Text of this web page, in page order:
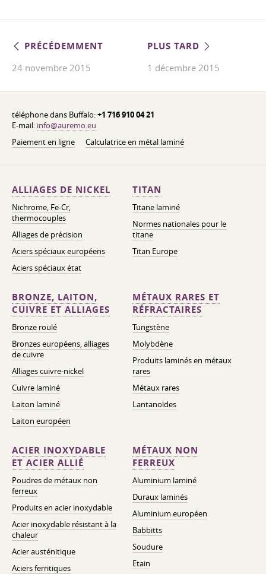
PRÉCÉDEMMENT
24 novembre 2015
PLUS TARD
1 décembre 2015
téléphone dans Buffalo:+1 716 910 04 21
E-mail: info@auremo.eu
Paiement en ligne
Calculatrice en métal laminé
ALLIAGES DE NICKEL
Nichrome, Fe-Cr,
thermocouples
Alliages de précision
Aciers spéciaux européens
Aciers spéciaux état
TITAN
Titane laminé
Normes nationales pour le
titane
Titan Europe
BRONZE, LAITON,
CUIVRE ET ALLIAGES
Bronze roulé
Bronzes européens, alliages
de cuivre
Alliages cuivre-nickel
Cuivre laminé
Laiton laminé
Laiton européen
MÉTAUX RARES ET
RÉFRACTAIRES
Tungstène
Molybdène
Produits laminés en métaux
rares
Métaux rares
Lantanoïdes
ACIER INOXYDABLE
ET ACIER ALLIÉ
Poudres de métaux non
ferreux
Produits en acier inoxydable
Acier inoxydable résistant à la
chaleur
Acier austénitique
Aciers ferritiques
MÉTAUX NON
FERREUX
Aluminium laminé
Duraux laminés
Aluminium européen
Babbitts
Soudure
Etain